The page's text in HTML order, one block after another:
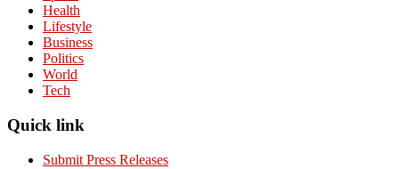
Health
Lifestyle
Business
Politics
World
Tech
Quick link
Submit Press Releases